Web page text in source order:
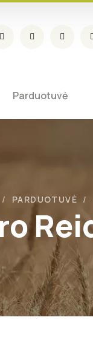
Parduotuvė
PARDUOTUVĖ